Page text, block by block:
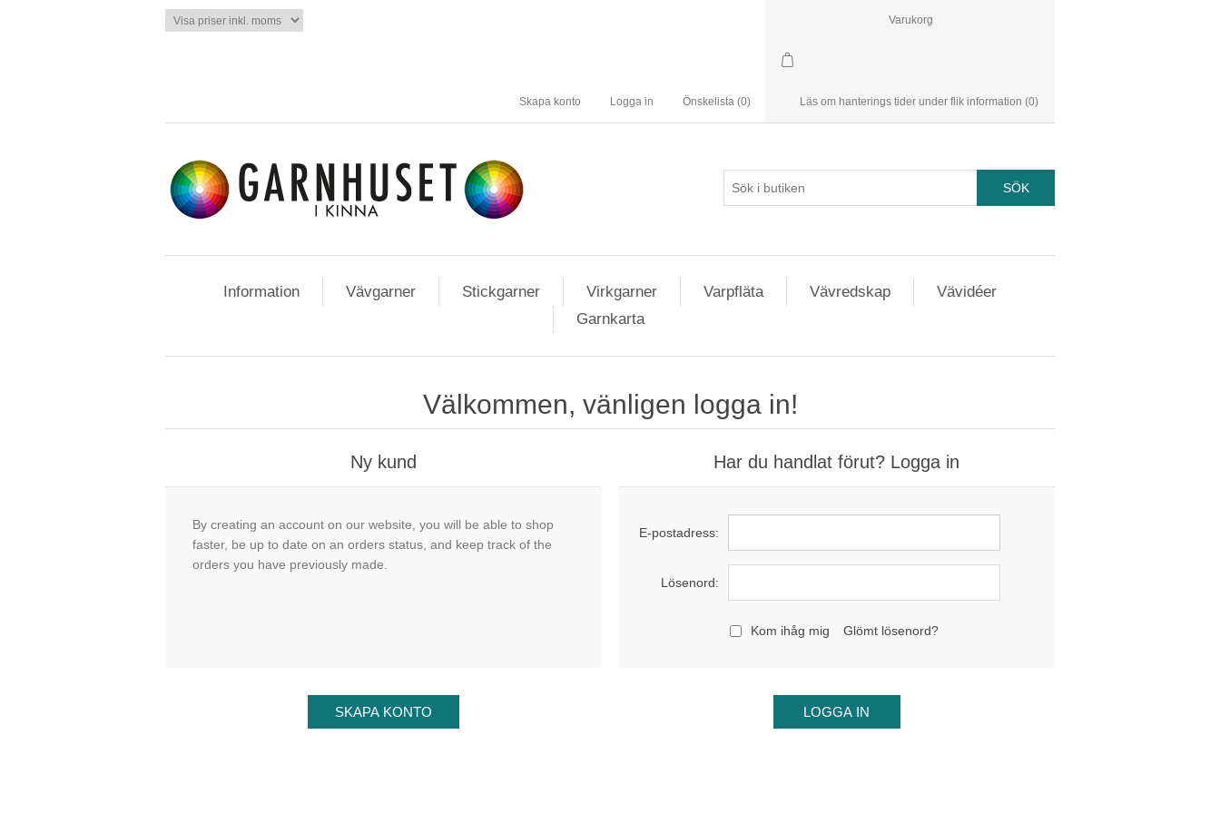
Skapa konto Logga in Önskelista (0)
Varukorg
Läs om hanterings tider under flik information (0)
Information Vävgarner Stickgarner Virkgarner Varpfläta Vävredskap
Vävidéer
Garnkarta
Välkommen, vänligen logga in!
Ny kund
By creating an account on our website, you will be able to shop
faster, be up to date on an orders status, and keep track of the
orders you have previously made.
Har du handlat förut? Logga in
E-postadress:
Lösenord:
Kom ihåg mig Glömt lösenord?